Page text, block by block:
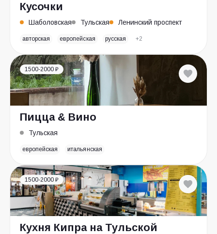
Кусочки
Шаболовская Тульская Ленинский проспект
авторская европейская русская +2
1500-2000 ₽
Пицца & Вино
Тульская
европейская итальянская
1500-2000 ₽
Кухня Кипра на Тульской